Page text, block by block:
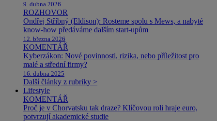
9. dubna 2026
ROZHOVOR
Ondřej Stříbný (Eldison): Rosteme spolu s Mews, a nabyté
know-how předáváme dalším start-upům
12. března 2026
KOMENTÁŘ
Kyberzákon: Nové povinnosti, rizika, nebo příležitost pro
malé a střední firmy?
16. dubna 2025
Další články z rubriky >
Lifestyle
KOMENTÁŘ
Proč je v Chorvatsku tak draze? Klíčovou roli hraje euro,
potvrzují akademické studie